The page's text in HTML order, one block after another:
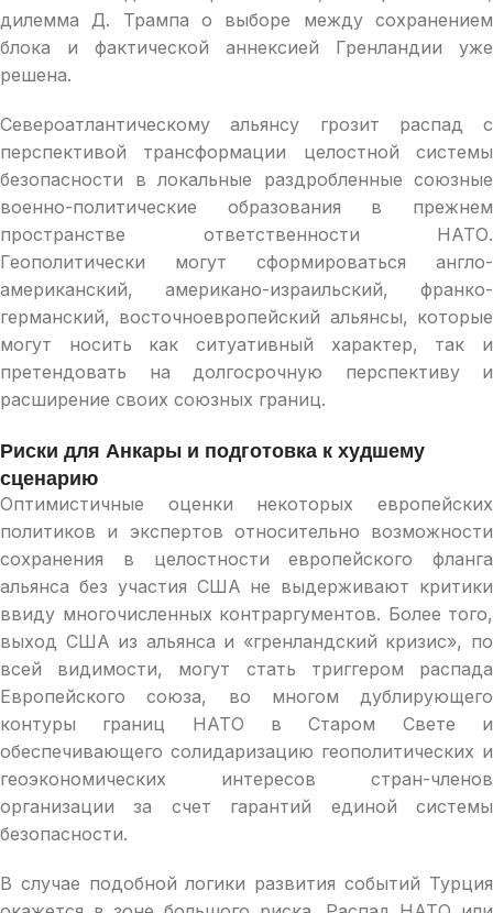
дилемма Д. Трампа о выборе между сохранением
блока и фактической аннексией Гренландии уже
решена.
Североатлантическому альянсу грозит распад с
перспективой трансформации целостной системы
безопасности в локальные раздробленные союзные
военно-политические образования в прежнем
пространстве ответственности НАТО.
Геополитически могут сформироваться англо-
американский, американо-израильский, франко-
германский, восточноевропейский альянсы, которые
могут носить как ситуативный характер, так и
претендовать на долгосрочную перспективу и
расширение своих союзных границ.
Риски для Анкары и подготовка к худшему
сценарию
Оптимистичные оценки некоторых европейских
политиков и экспертов относительно возможности
сохранения в целостности европейского фланга
альянса без участия США не выдерживают критики
ввиду многочисленных контраргументов. Более того,
выход США из альянса и «гренландский кризис», по
всей видимости, могут стать триггером распада
Европейского союза, во многом дублирующего
контуры границ НАТО в Старом Свете и
обеспечивающего солидаризацию геополитических и
геоэкономических интересов стран-членов
организации за счет гарантий единой системы
безопасности.
В случае подобной логики развития событий Турция